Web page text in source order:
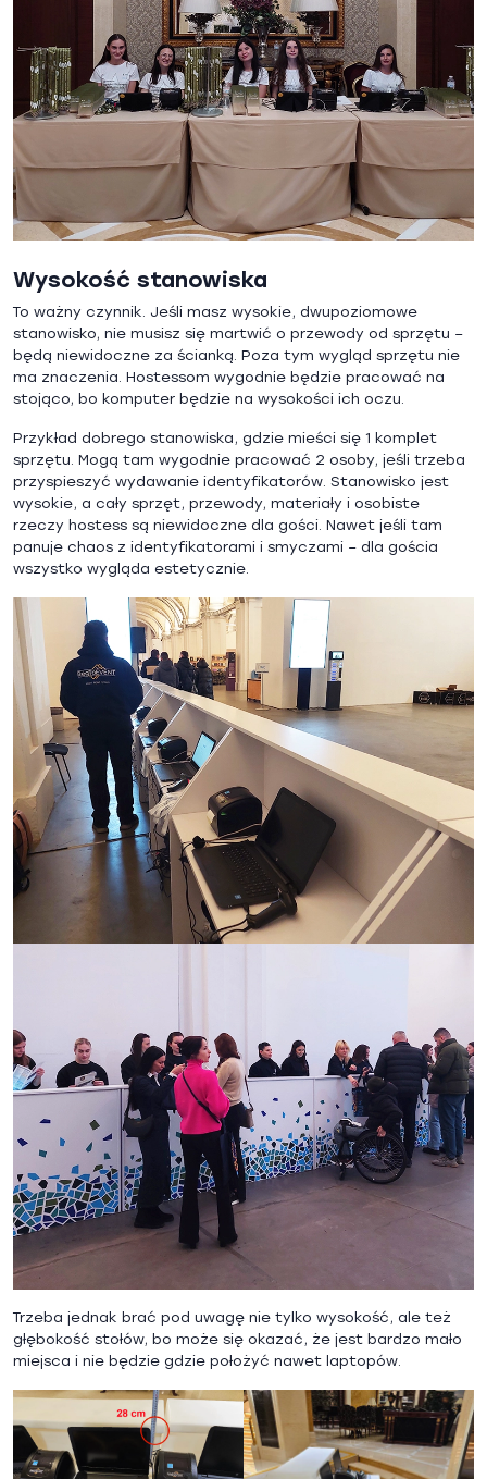
Wysokość stanowiska
To ważny czynnik. Jeśli masz wysokie, dwupoziomowe
stanowisko, nie musisz się martwić o przewody od sprzętu –
będą niewidoczne za ścianką. Poza tym wygląd sprzętu nie
ma znaczenia. Hostessom wygodnie będzie pracować na
stojąco, bo komputer będzie na wysokości ich oczu.
Przykład dobrego stanowiska, gdzie mieści się 1 komplet
sprzętu. Mogą tam wygodnie pracować 2 osoby, jeśli trzeba
przyspieszyć wydawanie identyfikatorów. Stanowisko jest
wysokie, a cały sprzęt, przewody, materiały i osobiste
rzeczy hostess są niewidoczne dla gości. Nawet jeśli tam
panuje chaos z identyfikatorami i smyczami – dla gościa
wszystko wygląda estetycznie.
Trzeba jednak brać pod uwagę nie tylko wysokość, ale też
głębokość stołów, bo może się okazać, że jest bardzo mało
miejsca i nie będzie gdzie położyć nawet laptopów.